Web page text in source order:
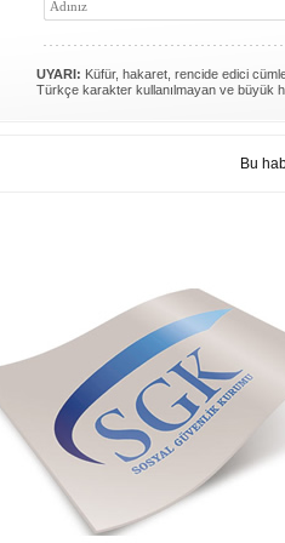
UYARI: Küfür, hakaret, rencide edici
Türkçe karakter kullanılmayan ve büyük
Bu